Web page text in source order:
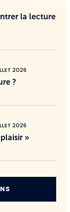
la lecture
2026
?
2026
»